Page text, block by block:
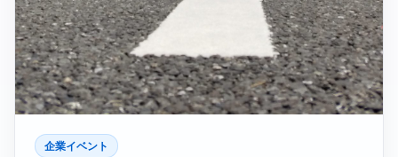
企業イベント